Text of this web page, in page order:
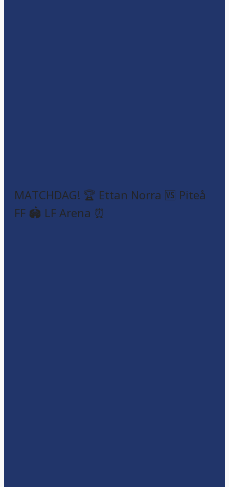
MATCHDAG! 🏆 Ettan Norra 🆚 Piteå
FF 🏟️ LF Arena ⏰